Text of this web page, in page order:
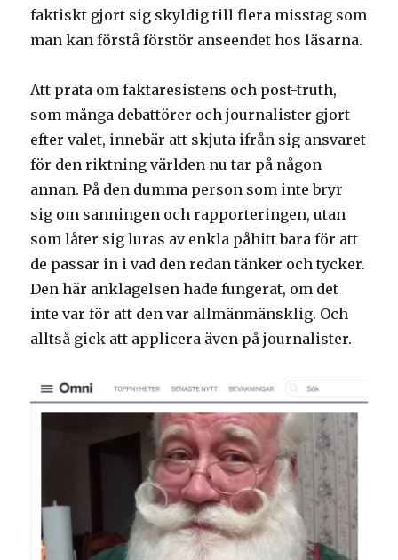
faktiskt gjort sig skyldig till flera misstag som
man kan förstå förstör anseendet hos läsarna.
Att prata om faktaresistens och post-truth,
som många debattörer och journalister gjort
efter valet, innebär att skjuta ifrån sig ansvaret
för den riktning världen nu tar på någon
annan. På den dumma person som inte bryr
sig om sanningen och rapporteringen, utan
som låter sig luras av enkla påhitt bara för att
de passar in i vad den redan tänker och tycker.
Den här anklagelsen hade fungerat, om det
inte var för att den var allmänmänsklig. Och
alltså gick att applicera även på journalister.